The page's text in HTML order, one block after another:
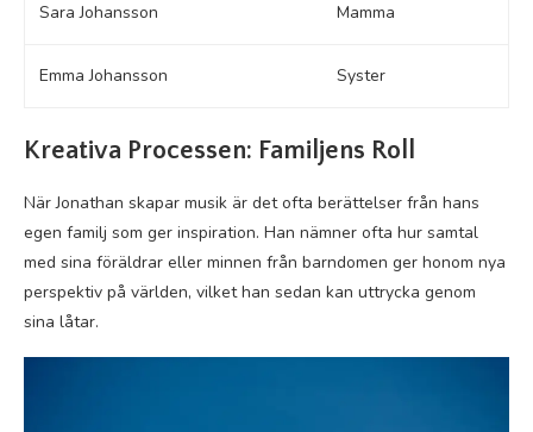
Sara Johansson Mamma
Emma Johansson Syster
Kreativa Processen: Familjens Roll
När Jonathan skapar musik är det ofta berättelser från hans
egen familj som ger inspiration. Han nämner ofta hur samtal
med sina föräldrar eller minnen från barndomen ger honom nya
perspektiv på världen, vilket han sedan kan uttrycka genom
sina låtar.